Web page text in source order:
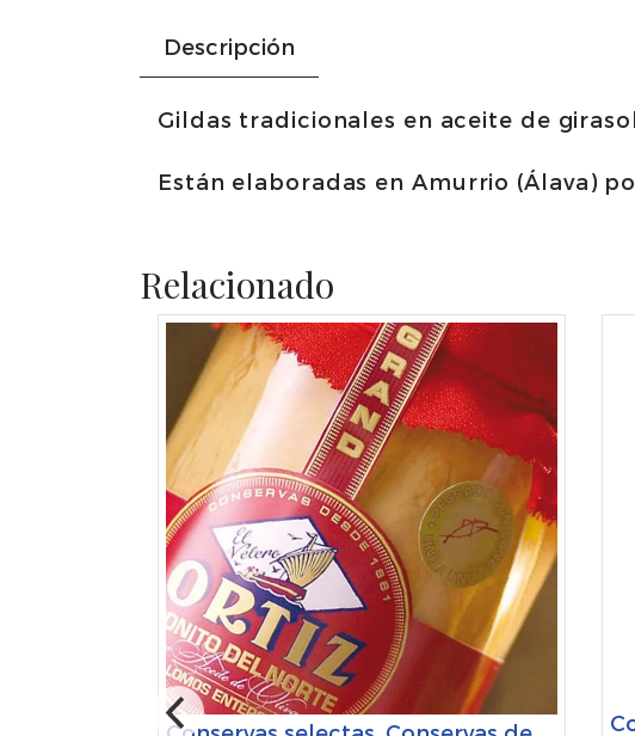
Descripción
Gildas tradicionales en aceite de
Están elaboradas en Amurrio (Álava)
Relacionado